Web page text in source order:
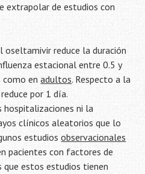
extrapolar de estudios con
oseltamivir reduce la duración
estacional entre 0.5 y
como enadultos. Respecto a la
por 1 día.
hospitalizaciones ni la
clínicos aleatorios que lo
estudiosobservacionales
pacientes con factores de
que estos estudios tienen